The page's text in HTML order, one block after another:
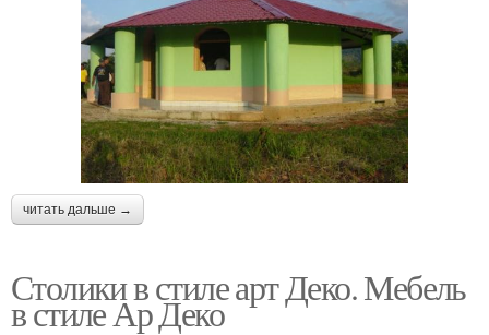
читать дальше →
Столики в стиле арт Деко. Мебель
в стиле Ар Деко